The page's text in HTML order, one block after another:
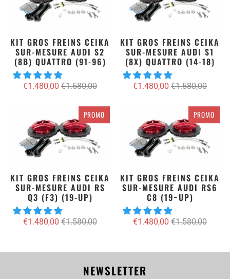
KIT GROS FREINS CEIKA
SUR-MESURE AUDI S2
(8B) QUATTRO (91-96)
€1.480,00 €1.580,00
KIT GROS FREINS CEIKA
SUR-MESURE AUDI S1
(8X) QUATTRO (14-18)
€1.480,00 €1.580,00
PROMO
KIT GROS FREINS CEIKA
SUR-MESURE AUDI RS
Q3 (F3) (19-UP)
€1.480,00 €1.580,00
PROMO
KIT GROS FREINS CEIKA
SUR-MESURE AUDI RS6
C8 (19~UP)
€1.480,00 €1.580,00
NEWSLETTER